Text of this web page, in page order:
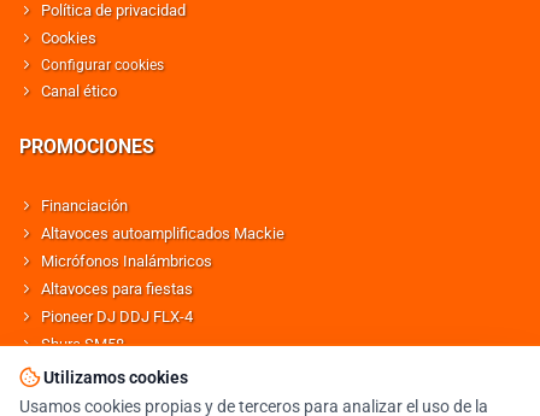
Política de privacidad
Cookies
Configurar cookies
Canal ético
PROMOCIONES
Financiación
Altavoces autoamplificados Mackie
Micrófonos Inalámbricos
Altavoces para fiestas
Pioneer DJ DDJ FLX-4
Shure SM58
Altavoces Behringer
Utilizamos cookies
Usamos cookies propias y de terceros para analizar el uso de la